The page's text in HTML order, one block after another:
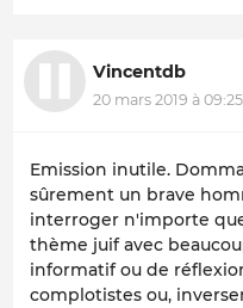
Vincentdb
20 mars 2019 à
Emission inutile.
sûrement un brave
interroger n'importe
thème juif avec
informatif ou de
complotistes ou,